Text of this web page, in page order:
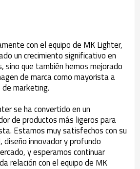
con el equipo de MK Lighter,
un crecimiento significativo en
sino que también hemos mejorado
de marca como mayorista a
marketing.
se ha convertido en un
de productos más ligeros para
Estamos muy satisfechos con su
diseño innovador y profundo
y esperamos continuar
relación con el equipo de MK